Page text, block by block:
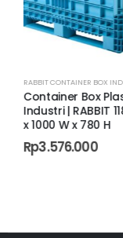
,
RABBIT CONTAINER BOX
Container Box
Industri | RABBIT
x 1000 W x 780 H
Rp3.576.000